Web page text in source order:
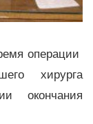
операции
хирурга
окончания